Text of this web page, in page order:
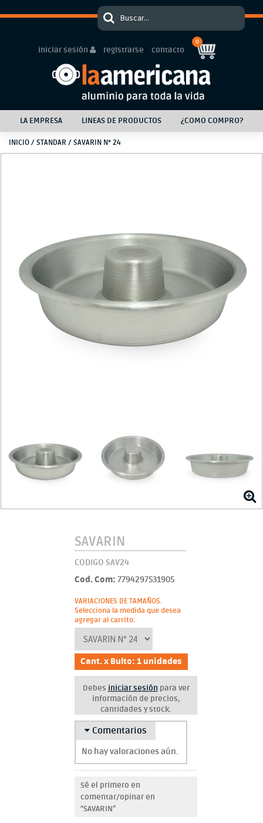
iniciar sesión registrarse contacto
0
LA EMPRESA LINEAS DE PRODUCTOS ¿COMO COMPRO?
INICIO / STANDAR / SAVARIN N* 24
SAVARIN
CODIGO SAV24
Cod. Com: 7794297531905
VARIACIONES DE TAMAÑOS.
Selecciona la medida que desea
agregar al carrito.
Cant. x Bulto: 1 unidades
Debes iniciar sesión para ver
información de precios,
cantidades y stock.
Comentarios
No hay valoraciones aún.
Sé el primero en
comentar/opinar en
“SAVARIN”